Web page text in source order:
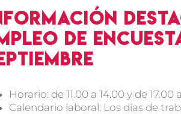
de
Horario: de 11.00 a 14.00 y de 17.00
Calendario laboral: Los días de